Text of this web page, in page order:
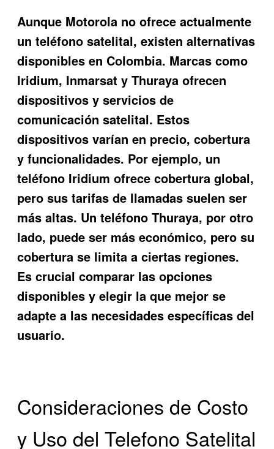
Aunque Motorola no ofrece actualmente
un teléfono satelital, existen alternativas
disponibles en Colombia. Marcas como
Iridium, Inmarsat y Thuraya ofrecen
dispositivos y servicios de
comunicación satelital. Estos
dispositivos varían en precio, cobertura
y funcionalidades. Por ejemplo, un
teléfono Iridium ofrece cobertura global,
pero sus tarifas de llamadas suelen ser
más altas. Un teléfono Thuraya, por otro
lado, puede ser más económico, pero su
cobertura se limita a ciertas regiones.
Es crucial comparar las opciones
disponibles y elegir la que mejor se
adapte a las necesidades específicas del
usuario.
Consideraciones de Costo
y Uso del Telefono Satelital